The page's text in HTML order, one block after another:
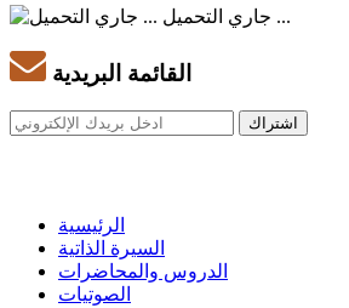
جاري التحميل ...
القائمة البريدية
الرئيسية
السيرة الذاتية
الدروس والمحاضرات
الصوتيات